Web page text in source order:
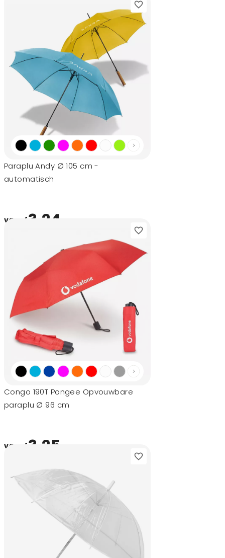
Paraplu Andy ∅ 105 cm -
automatisch
vanaf3,24
Congo 190T Pongee Opvouwbare
paraplu ∅ 96 cm
vanaf3,25